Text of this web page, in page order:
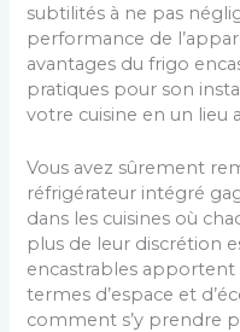
subtilités à ne pas
performance de
avantages du frigo
pratiques pour son
votre cuisine en un lieu
Vous avez sûrement
réfrigérateur intégré
dans les cuisines où
plus de leur discrétion
encastrables apportent
termes d’espace et
comment s’y prendre